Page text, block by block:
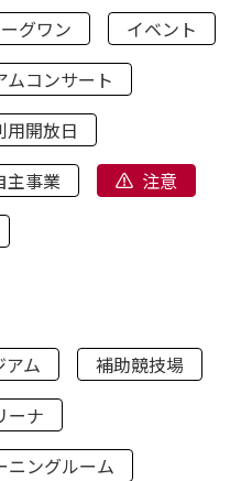
グワン
イベント
ムコンサート
用開放日
主事業
注意
アム
補助競技場
ーナ
ニングルーム